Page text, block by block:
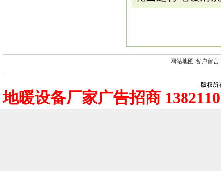
网站地图 客户留言
版权所
地暖设备厂家广告招商